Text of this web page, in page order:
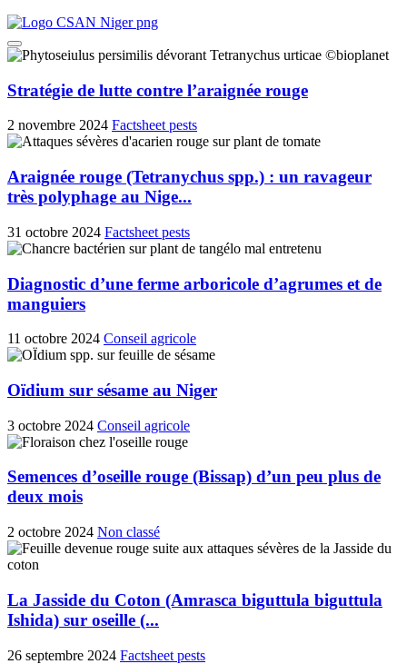
Stratégie de lutte contre l’araignée rouge
2 novembre 2024 Factsheet pests
Araignée rouge (Tetranychus spp.) : un ravageur
très polyphage au Nige...
31 octobre 2024 Factsheet pests
Diagnostic d’une ferme arboricole d’agrumes et de
manguiers
11 octobre 2024 Conseil agricole
Oïdium sur sésame au Niger
3 octobre 2024 Conseil agricole
Semences d’oseille rouge (Bissap) d’un peu plus de
deux mois
2 octobre 2024 Non classé
La Jasside du Coton (Amrasca biguttula biguttula
Ishida) sur oseille (...
26 septembre 2024 Factsheet pests